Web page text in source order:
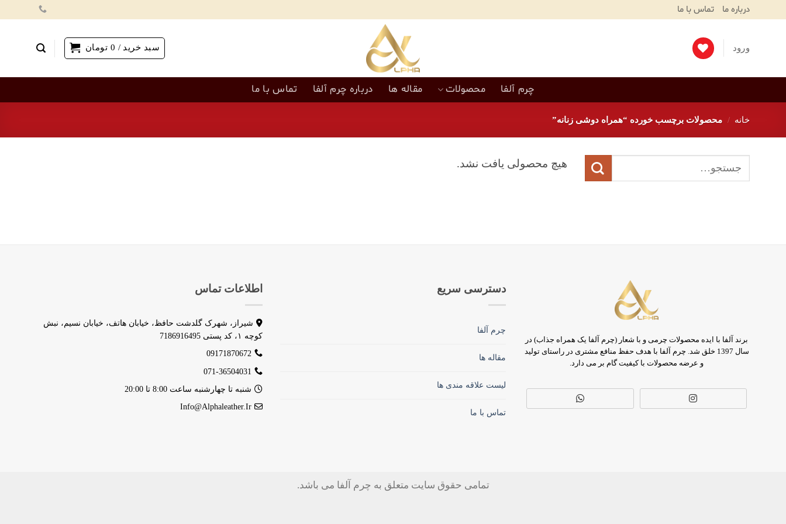
درباره ما تماس با ما
ورود سبد خرید / 0 تومان
چرم آلفا محصولات مقاله ها درباره چرم آلفا تماس با ما
خانه / محصولات برچسب خورده “همراه دوشی زنانه”
برای:
هیچ محصولی یافت نشد.
برند آلفا با ایده محصولات چرمی و با شعار (چرم آلفا یک همراه جذاب) در
سال 1397 خلق شد. چرم آلفا با هدف حفظ منافع مشتری در راستای تولید
و عرضه محصولات با کیفیت گام بر می دارد.
دسترسی سریع
چرم آلفا
مقاله ها
لیست علاقه مندی ها
تماس با ما
اطلاعات تماس
شیراز، شهرک گلدشت حافظ، خیابان هاتف، خیابان نسیم، نبش
کوچه ۱، کد پستی 7186916495
09171870672
071-36504031
شنبه تا چهارشنبه ساعت 8:00 تا 20:00
Info@alphaleather.ir
تمامی حقوق سایت متعلق به چرم آلفا می باشد.